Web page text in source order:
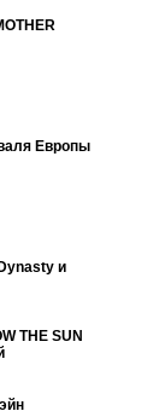
Европы
и
THE SUN